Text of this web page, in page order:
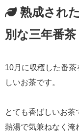
熟成され
別な三年番茶
10月に収穫した番茶
しいお茶です。
とても香ばしいお茶
熱湯で気兼ねなく淹